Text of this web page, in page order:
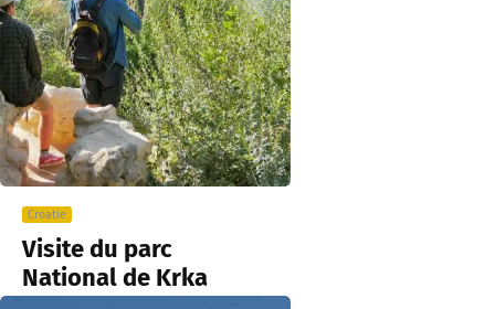
Croatie
Visite du parc
National de Krka